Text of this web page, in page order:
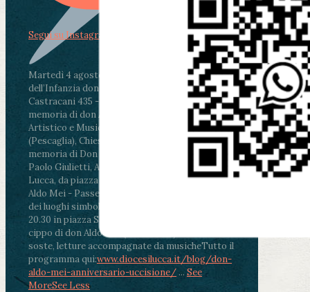
Martedì 4 agosto2026
ore 11:30 - Lucca, Scuola
dell’Infanzia don Aldo Mei - Viale Castruccio
Castracani 435 - Inaugurazione murales in
memoria di don Aldo Mei curato dal Liceo
Artistico e Musicale “Passaglia”
ore 18 - Fiano
(Pescaglia), Chiesa parrocchiale - Messa in
memoria di Don Aldo Mei celebrata da mons.
Paolo Giulietti, Arcivescovo di Lucca
ore 20.30 -
Lucca, da piazza San Michele al Cippo di don
Aldo Mei - Passeggiata della Memoria in alcuni
dei luoghi simbolo della città. Ritrovo alle ore
20.30 in piazza San Michele con conclusione al
cippo di don Aldo Mei (Porta Elisa). Durante le
soste, letture accompagnate da musicheTutto il
programma qui:www.diocesilucca.it/blog/don-
aldo-mei-anniversario-uccisione/ ... See
MoreSee Less
Segui su Instagram